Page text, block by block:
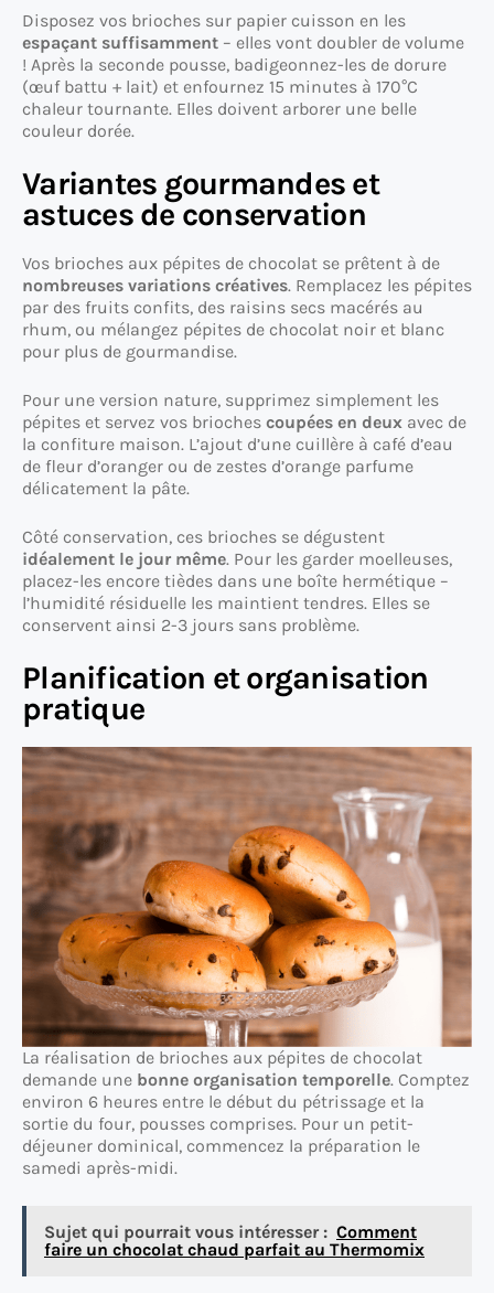
Disposez vos brioches sur papier cuisson en les
espaçant suffisamment – elles vont doubler de volume
! Après la seconde pousse, badigeonnez-les de dorure
(œuf battu + lait) et enfournez 15 minutes à 170°C
chaleur tournante. Elles doivent arborer une belle
couleur dorée.
Variantes gourmandes et
astuces de conservation
Vos brioches aux pépites de chocolat se prêtent à de
nombreuses variations créatives. Remplacez les pépites
par des fruits confits, des raisins secs macérés au
rhum, ou mélangez pépites de chocolat noir et blanc
pour plus de gourmandise.
Pour une version nature, supprimez simplement les
pépites et servez vos brioches coupées en deux avec de
la confiture maison. L’ajout d’une cuillère à café d’eau
de fleur d’oranger ou de zestes d’orange parfume
délicatement la pâte.
Côté conservation, ces brioches se dégustent
idéalement le jour même. Pour les garder moelleuses,
placez-les encore tièdes dans une boîte hermétique –
l’humidité résiduelle les maintient tendres. Elles se
conservent ainsi 2-3 jours sans problème.
Planification et organisation
pratique
La réalisation de brioches aux pépites de chocolat
demande une bonne organisation temporelle. Comptez
environ 6 heures entre le début du pétrissage et la
sortie du four, pousses comprises. Pour un petit-
déjeuner dominical, commencez la préparation le
samedi après-midi.
Sujet qui pourrait vous intéresser : Comment
faire un chocolat chaud parfait au Thermomix